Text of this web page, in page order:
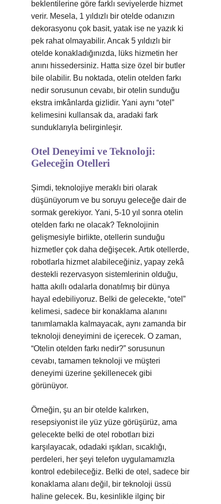
beklentilerine göre farklı seviyelerde hizmet
verir. Mesela, 1 yıldızlı bir otelde odanızın
dekorasyonu çok basit, yatak ise ne yazık ki
pek rahat olmayabilir. Ancak 5 yıldızlı bir
otelde konakladığınızda, lüks hizmetin her
anını hissedersiniz. Hatta size özel bir butler
bile olabilir. Bu noktada, otelin otelden farkı
nedir sorusunun cevabı, bir otelin sunduğu
ekstra imkânlarda gizlidir. Yani aynı “otel”
kelimesini kullansak da, aradaki fark
sunduklarıyla belirginleşir.
Otel Deneyimi ve Teknoloji:
Geleceğin Otelleri
Şimdi, teknolojiye meraklı biri olarak
düşünüyorum ve bu soruyu geleceğe dair de
sormak gerekiyor. Yani, 5-10 yıl sonra otelin
otelden farkı ne olacak? Teknolojinin
gelişmesiyle birlikte, otellerin sunduğu
hizmetler çok daha değişecek. Artık otellerde,
robotlarla hizmet alabileceğiniz, yapay zekâ
destekli rezervasyon sistemlerinin olduğu,
hatta akıllı odalarla donatılmış bir dünya
hayal edebiliyoruz. Belki de gelecekte, “otel”
kelimesi, sadece bir konaklama alanını
tanımlamakla kalmayacak, aynı zamanda bir
teknoloji deneyimini de içerecek. O zaman,
“Otelin otelden farkı nedir?” sorusunun
cevabı, tamamen teknoloji ve müşteri
deneyimi üzerine şekillenecek gibi
görünüyor.
Örneğin, şu an bir otelde kalırken,
resepsiyonist ile yüz yüze görüşürüz, ama
gelecekte belki de otel robotları bizi
karşılayacak, odadaki ışıkları, sıcaklığı,
perdeleri, her şeyi telefon uygulamamızla
kontrol edebileceğiz. Belki de otel, sadece bir
konaklama alanı değil, bir teknoloji üssü
haline gelecek. Bu, kesinlikle ilginç bir